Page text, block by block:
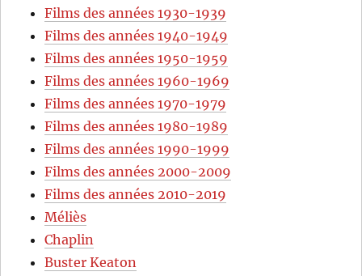
Films des années 1930-1939
Films des années 1940-1949
Films des années 1950-1959
Films des années 1960-1969
Films des années 1970-1979
Films des années 1980-1989
Films des années 1990-1999
Films des années 2000-2009
Films des années 2010-2019
Méliès
Chaplin
Buster Keaton